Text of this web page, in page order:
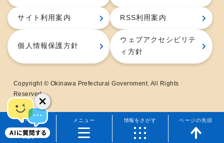
メニュー
ホーム 情報をさがす ページの先頭
サイト利用案内 RSS利用案内
個人情報保護方針
ウェブアクセシビリテ
ィ方針
Copyright © Okinawa Prefectural Government. All Rights
Reserved.